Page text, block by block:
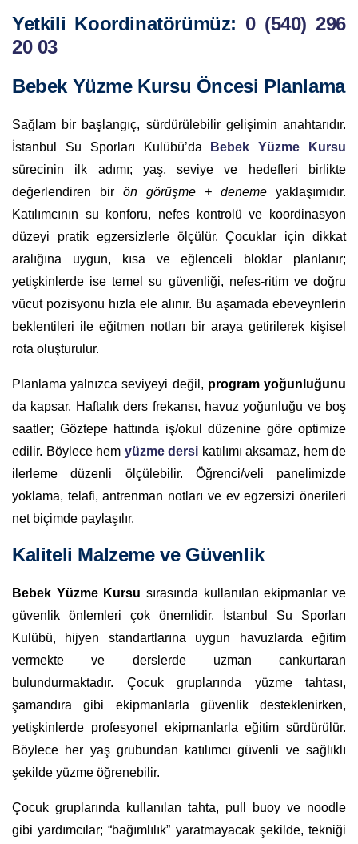
Yetkili Koordinatörümüz: 0 (540) 296
20 03
Bebek Yüzme Kursu Öncesi Planlama
Sağlam bir başlangıç, sürdürülebilir gelişimin anahtarıdır.
İstanbul Su Sporları Kulübü’da
Bebek Yüzme Kursu
sürecinin ilk adımı; yaş, seviye ve hedefleri birlikte
değerlendiren bir ön görüşme + deneme yaklaşımıdır.
Katılımcının su konforu, nefes kontrolü ve koordinasyon
düzeyi pratik egzersizlerle ölçülür. Çocuklar için dikkat
aralığına uygun, kısa ve eğlenceli bloklar planlanır;
yetişkinlerde ise temel su güvenliği, nefes-ritim ve doğru
vücut pozisyonu hızla ele alınır. Bu aşamada ebeveynlerin
beklentileri ile eğitmen notları bir araya getirilerek kişisel
rota oluşturulur.
Planlama yalnızca seviyeyi değil, program yoğunluğunu
da kapsar. Haftalık ders frekansı, havuz yoğunluğu ve boş
saatler; Göztepe hattında iş/okul düzenine göre optimize
edilir. Böylece hem yüzme dersi katılımı aksamaz, hem de
ilerleme düzenli ölçülebilir. Öğrenci/veli panelimizde
yoklama, telafi, antrenman notları ve ev egzersizi önerileri
net biçimde paylaşılır.
Kaliteli Malzeme ve Güvenlik
Bebek Yüzme Kursu sırasında kullanılan ekipmanlar ve
güvenlik önlemleri çok önemlidir. İstanbul Su Sporları
Kulübü, hijyen standartlarına uygun havuzlarda eğitim
vermekte ve derslerde uzman cankurtaran
bulundurmaktadır. Çocuk gruplarında yüzme tahtası,
şamandıra gibi ekipmanlarla güvenlik desteklenirken,
yetişkinlerde profesyonel ekipmanlarla eğitim sürdürülür.
Böylece her yaş grubundan katılımcı güvenli ve sağlıklı
şekilde yüzme öğrenebilir.
Çocuk gruplarında kullanılan tahta, pull buoy ve noodle
gibi yardımcılar; “bağımlılık” yaratmayacak şekilde, tekniği